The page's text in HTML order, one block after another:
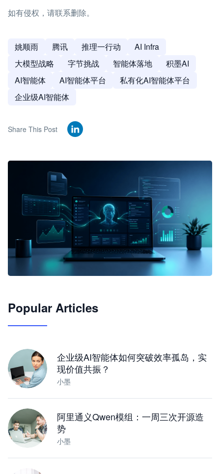
如有侵权，请联系删除。
姚顺雨 腾讯 推理一行动
AI Infra
大模型战略
字节挑战 智能体落地
积墨AI
AI智能体
AI智能体平台
私有化AI智能体平台
企业级AI智能体
Share This Post
JimoClaw 桌面 AI Agent 工作台
Popular Articles
企业级AI智能体如何突破效率孤岛，实
现价值共振？
小墨
阿里通义Qwen模组：一周三次开源造
势
小墨